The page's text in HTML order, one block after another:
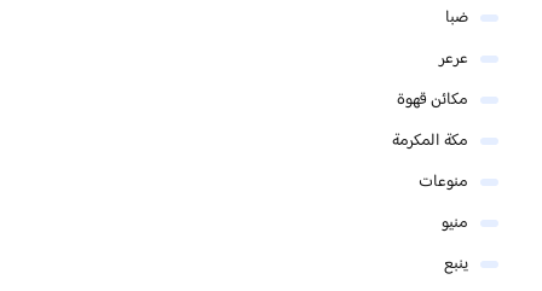
ضبا
عرعر
مكائن قهوة
مكة المكرمة
منوعات
منيو
ينبع